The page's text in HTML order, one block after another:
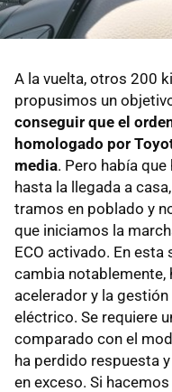
A la vuelta, otros 200
propusimos un
conseguir que el
homologado por
media. Pero había
hasta la llegada a
tramos en poblado y
que iniciamos la
ECO activado. En
cambia notablemente,
acelerador y la
eléctrico. Se requiere
comparado con el
ha perdido respuesta
en exceso. Si